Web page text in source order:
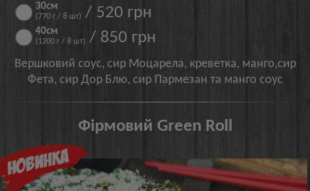
30см
(770 г / 8 шт) / 520 грн
40см
(1200 г / 8 шт) / 850 грн
Вершковий соус, сир Моцарела, креветка, манго,сир
Фета, сир Дор Блю, сир Пармезан та манго соус
Фірмовий Green Roll